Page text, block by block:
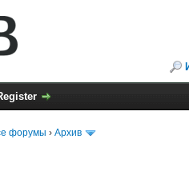
форумы › Архив